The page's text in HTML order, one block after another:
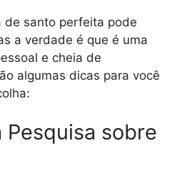
de santo perfeita pode
a verdade é que é uma
e cheia de
algumas dicas para você
Pesquisa sobre